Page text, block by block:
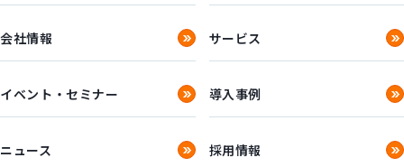
会社情報 サービス
イベント・セミナー 導入事例
ニュース 採用情報